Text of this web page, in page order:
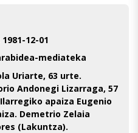
1981-12-01
mediateka
Uriarte, 63 urte.
Andonegi Lizarraga, 57
apaiza Eugenio
Demetrio Zelaia
(Lakuntza).